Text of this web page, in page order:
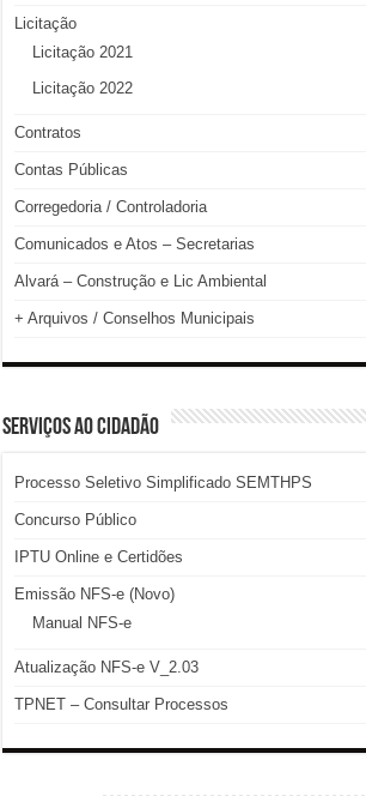
Licitação
Licitação 2021
Licitação 2022
Contratos
Contas Públicas
Corregedoria / Controladoria
Comunicados e Atos – Secretarias
Alvará – Construção e Lic Ambiental
+ Arquivos / Conselhos Municipais
SERVIÇOS AO CIDADÃO
Processo Seletivo Simplificado SEMTHPS
Concurso Público
IPTU Online e Certidões
Emissão NFS-e (Novo)
Manual NFS-e
Atualização NFS-e V_2.03
TPNET – Consultar Processos